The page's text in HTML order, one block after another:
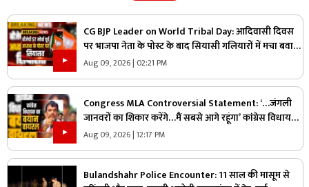
CG BJP Leader on World Tribal Day: आदिवासी दिवस
पर भाजपा नेता के पोस्ट के बाद सियासी गलियारों में मचा बवाल,
जानिए ऐसा क्या कह दिया कि भड़के विपक्षी नेता
Aug 09, 2026 | 02:21 PM
Congress MLA Controversial Statement: ‘…जंगली
जानवरों का शिकार करेंगे…मैं सबसे आगे रहूंगा’ कांग्रेस विधायक
ने दिया विवादित बयान, वायरल हो रहा वीडियो
Aug 09, 2026 | 12:17 PM
Bulandshahr Police Encounter: 11 साल की मासूम से